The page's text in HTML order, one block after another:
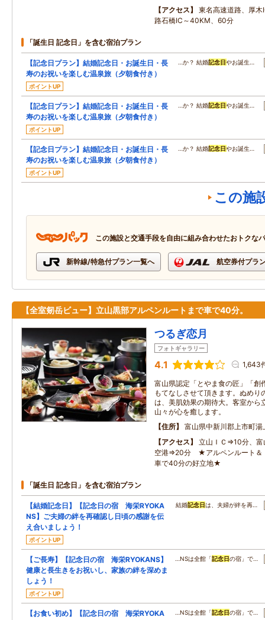
アクセス
東名高速道路、厚
路石橋IC～40KM、60分
「誕生日 記念日」を含む宿泊プラン
【記念日プラン】結婚記念日・お誕生日・長
寿のお祝いを楽しむ温泉旅（夕朝食付き）
ポイントUP
…か？ 結婚記念日やお誕生…
【記念日プラン】結婚記念日・お誕生日・長
寿のお祝いを楽しむ温泉旅（夕朝食付き）
ポイントUP
…か？ 結婚記念日やお誕生…
【記念日プラン】結婚記念日・お誕生日・長
寿のお祝いを楽しむ温泉旅（夕朝食付き）
ポイントUP
…か？ 結婚記念日やお誕生…
この施
この施設と交通手段を自由に組み合わせたおトクな
新幹線/特急付プラン一覧へ 航空券付プラ
【全室剱岳ビュー】立山黒部アルペンルートまで車で40分。
つるぎ恋月
フォトギャラリー
4.1 1,643
富山県認定「とやま食の匠」「創
もてなしさせて頂きます。ぬめり
は、美肌効果の期待大。客室から
山々が心を癒します。
住所
富山県中新川郡上市町湯
アクセス
立山ＩＣ⇒10分、
空港⇒20分 ★アルペンルート＆
車で40分の好立地★
「誕生日 記念日」を含む宿泊プラン
【結婚記念日】【記念日の宿 海栄RYOKA
NS】ご夫婦の絆を再確認し日頃の感謝を伝
え合いましょう！
ポイントUP
結婚記念日は、夫婦が絆を再…
【ご長寿】【記念日の宿 海栄RYOKANS】
健康と長生きをお祝いし、家族の絆を深めま
しょう！
ポイントUP
…NSは全館「記念日の宿」で…
【お食い初め】【記念日の宿 海栄RYOKA
…NSは全館「記念日の宿」で…